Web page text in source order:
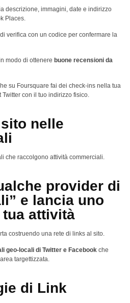
descrizione, immagini, date e indirizzo
Places.
verifica con un codice per confermare la
modo di ottenere buone recensioni da
su Foursquare fai dei check-ins nella tua
con il tuo indirizzo fisico.
nelle
che raccolgono attività commerciali.
provider di
e lancia uno
attività
costruendo una rete di links al sito.
geo-locali di Twitter e Facebook che
targettizzata.
di Link